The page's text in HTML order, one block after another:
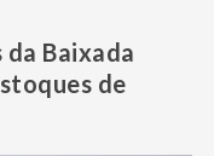
Baixada
de